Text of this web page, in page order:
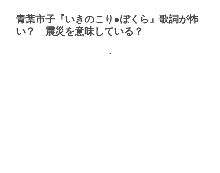
青葉市子『いきのこり●ぼくら』歌詞が怖
い？ 震災を意味している？
-